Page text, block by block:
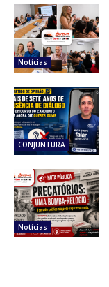
Notícias
CONJUNTURA
Notícias